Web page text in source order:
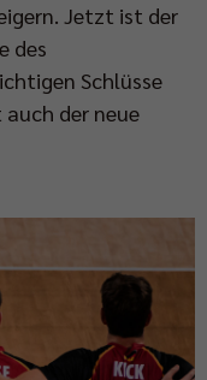
Jetzt ist der
des
Schlüsse
der neue